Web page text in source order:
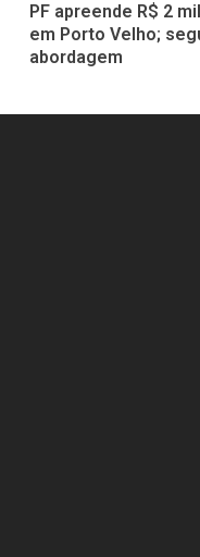
PF apreende R$ 2
em Porto Velho;
abordagem